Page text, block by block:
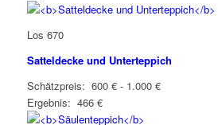
Los 670
Satteldecke und Unterteppich
Schätzpreis: 600 € - 1.000 €
Ergebnis: 466 €